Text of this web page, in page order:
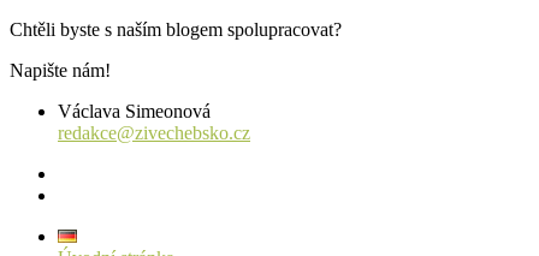
Chtěli byste s naším blogem spolupracovat?
Napište nám!
Václava Simeonová
redakce@zivechebsko.cz